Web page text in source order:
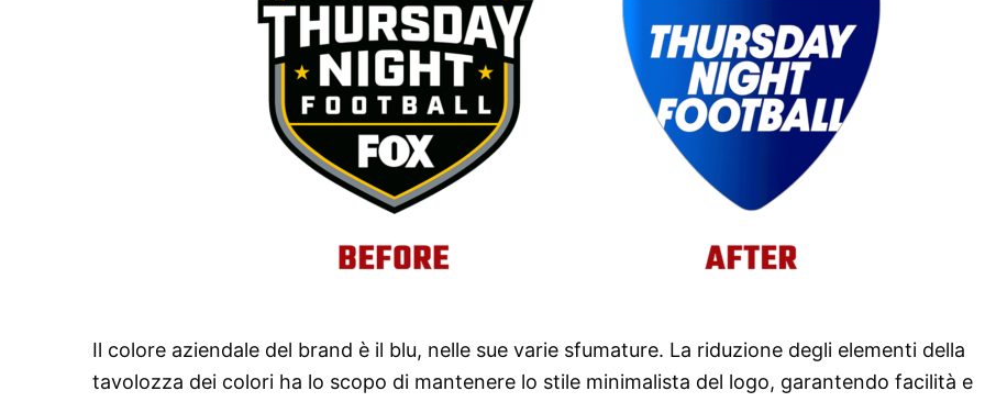
Il colore aziendale del brand è il blu, nelle sue varie sfumature. La riduzione degli elementi della
tavolozza dei colori ha lo scopo di mantenere lo stile minimalista del logo, garantendo facilità e